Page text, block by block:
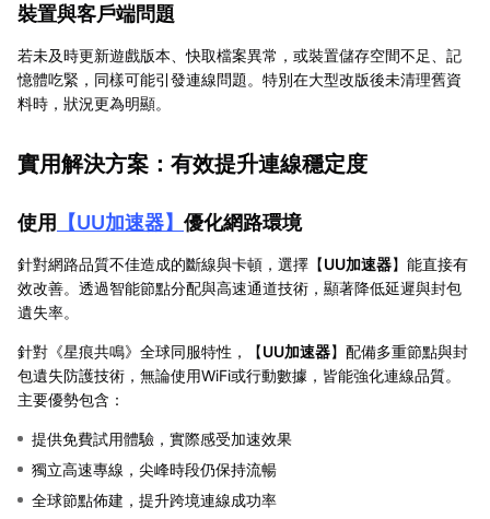
裝置與客戶端問題
若未及時更新遊戲版本、快取檔案異常，或裝置儲存空間不足、記
憶體吃緊，同樣可能引發連線問題。特別在大型改版後未清理舊資
料時，狀況更為明顯。
實用解決方案：有效提升連線穩定度
使用 【UU加速器】 優化網路環境
針對網路品質不佳造成的斷線與卡頓，選擇【UU加速器】能直接有
效改善。透過智能節點分配與高速通道技術，顯著降低延遲與封包
遺失率。
針對《星痕共鳴》全球同服特性，【UU加速器】配備多重節點與封
包遺失防護技術，無論使用WiFi或行動數據，皆能強化連線品質。
主要優勢包含：
提供免費試用體驗，實際感受加速效果
獨立高速專線，尖峰時段仍保持流暢
全球節點佈建，提升跨境連線成功率